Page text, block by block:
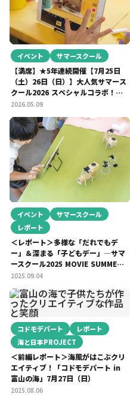
イベント サマースクール
【満席】★5年連続開催【7月25日
（土）26日（日）】大人気サマース
クール2026 スペシャルコラボ！ア
ート×映像「MOVIE SUMMER
2026.05.09
イベント
サマースクール
レポート
＜レポート＞多様な「だれでもデ
ー」＆深まる「子どもデー」―サマ
ースクール2025 MOVIE SUMMER
NIGHT PARTY Vol.04
2025.09.04
コドモデパート
レポート
海と日本PROJECT
＜前編レポート＞海風がはこぶクリ
エイティブ！「コドモデパート in
富山の海」7月27日（日）
2025.08.06